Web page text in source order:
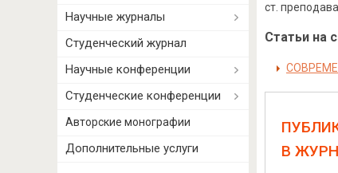
cт.
Статьи на
В
Научные журналы
Студенческий журнал
Научные конференции
Студенческие конференции
Авторские монографии
Дополнительные услуги